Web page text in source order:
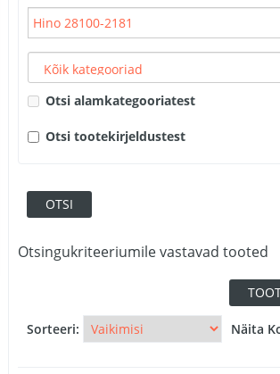
Otsi alamkategooriatest
Otsi tootekirjeldustest
Otsingukriteeriumile vastavad tooted
Sorteeri: Näita